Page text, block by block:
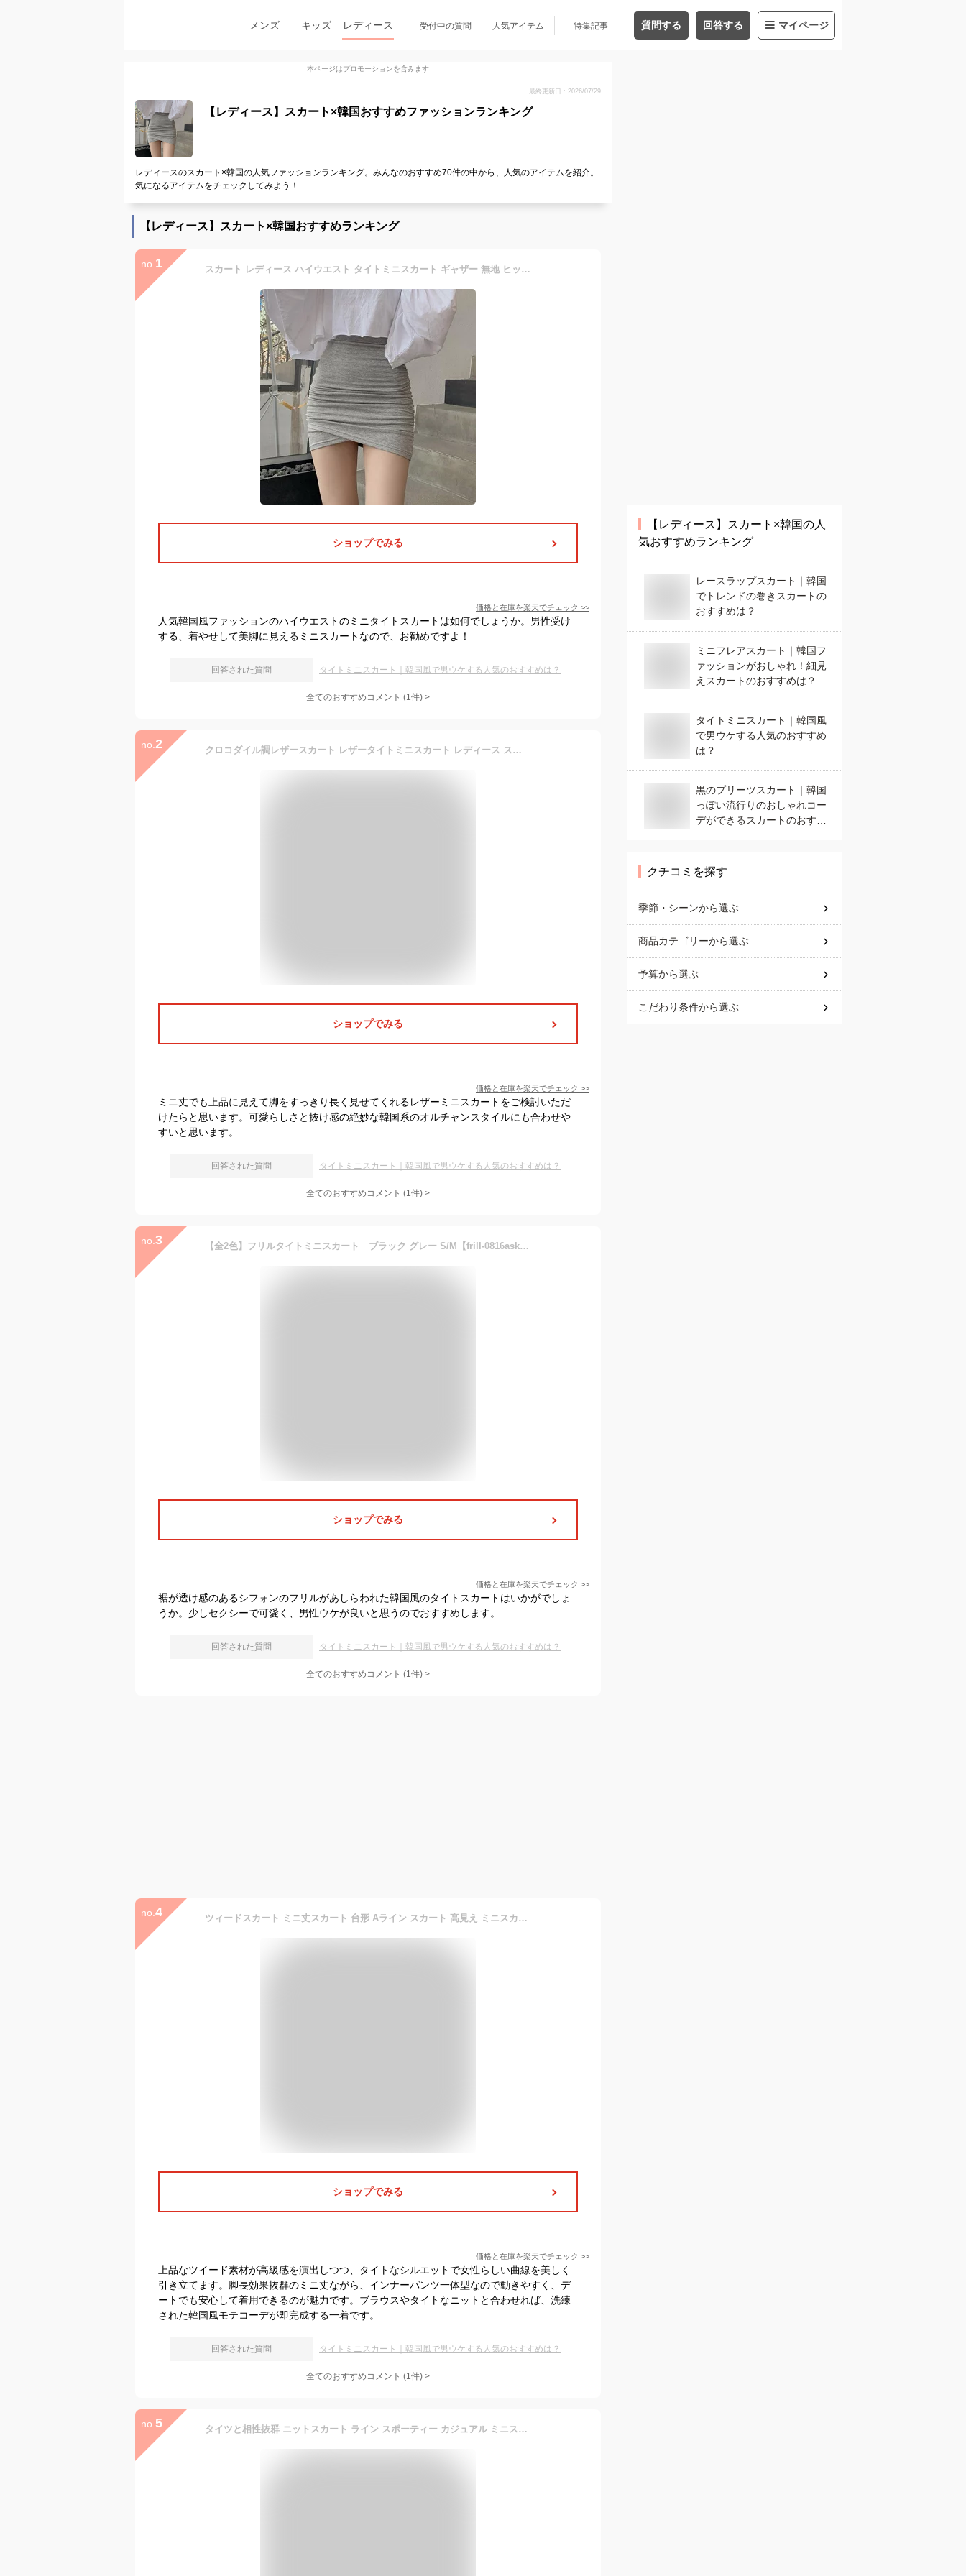
メンズ キッズ レディース 受付中の質問 人気アイテム 特集記事 質問する 回答する マイページ
本ページはプロモーションを含みます
最終更新日：2026/07/29
【レディース】スカート×韓国おすすめファッションランキング
レディースのスカート×韓国の人気ファッションランキング。みんなのおすすめ70件の中から、人気のアイテムを紹介。
気になるアイテムをチェックしてみよう！
【レディース】スカート×韓国おすすめランキング
no. 1 スカート レディース ハイウエスト タイトミニスカート ギャザー 無地 ヒップラップ スリム 着痩せ 大人気 上品 美脚/脚長 女性用 20代 30代 韓国風 セクシー
ショップでみる
価格と在庫を楽天でチェック >>
人気韓国風ファッションのハイウエストのミニタイトスカートは如何でしょうか。男性受け
する、着やせして美脚に見えるミニスカートなので、お勧めですよ！
回答された質問 タイトミニスカート｜韓国風で男ウケする人気のおすすめは？
全てのおすすめコメント (1件) >
no. 2 クロコダイル調レザースカート レザータイトミニスカート レディース スカート ボトムス ミニスカート タイトスカート レザースカート ミニ ショート スマート スリム 細身 タイト フェイクレザー レザー かわいい 大人可愛い きれいめ カジュアル 韓国 オルチャン
ショップでみる
価格と在庫を楽天でチェック >>
ミニ丈でも上品に見えて脚をすっきり長く見せてくれるレザーミニスカートをご検討いただ
けたらと思います。可愛らしさと抜け感の絶妙な韓国系のオルチャンスタイルにも合わせや
すいと思います。
回答された質問 タイトミニスカート｜韓国風で男ウケする人気のおすすめは？
全てのおすすめコメント (1件) >
no. 3 【全2色】フリルタイトミニスカート ブラック グレー S/M【frill-0816ask】( lam )(240903)シナモンガール Cinnamon Girl 超ミニ マイクロミニ 韓国 胸元 セクシー cinnamongirl レディース
ショップでみる
価格と在庫を楽天でチェック >>
裾が透け感のあるシフォンのフリルがあしらわれた韓国風のタイトスカートはいかがでしょ
うか。少しセクシーで可愛く、男性ウケが良いと思うのでおすすめします。
回答された質問 タイトミニスカート｜韓国風で男ウケする人気のおすすめは？
全てのおすすめコメント (1件) >
no. 4 ツィードスカート ミニ丈スカート 台形 Aライン スカート 高見え ミニスカート タイトスカート レディース ひざ上 インナーパンツ一体型スカート ツィードスカート タイトミニ レイヤード 重ね着 インナーパンツ付き 韓国ファッション
ショップでみる
価格と在庫を楽天でチェック >>
上品なツイード素材が高級感を演出しつつ、タイトなシルエットで女性らしい曲線を美しく
引き立てます。脚長効果抜群のミニ丈ながら、インナーパンツ一体型なので動きやすく、デ
ートでも安心して着用できるのが魅力です。ブラウスやタイトなニットと合わせれば、洗練
された韓国風モテコーデが即完成する一着です。
回答された質問 タイトミニスカート｜韓国風で男ウケする人気のおすすめは？
全てのおすすめコメント (1件) >
no. 5 タイツと相性抜群 ニットスカート ライン スポーティー カジュアル ミニスカート ミニ丈スカート レイヤード 重ね着 高見え Aライン タイトスカート タイトミニ ウエストゴム キャンプ アウトドア 防寒 レギンス 送料無料
【レディース】 スカート×韓国の人
気おすすめランキング
レースラップスカート｜韓国
でトレンドの巻きスカートの
おすすめは？
ミニフレアスカート｜韓国フ
ァッションがおしゃれ！細見
えスカートのおすすめは？
タイトミニスカート｜韓国風
で男ウケする人気のおすすめ
は？
黒のプリーツスカート｜韓国
っぽい流行りのおしゃれコー
デができるスカートのおすす
クチコミを探す
季節・シーンから選ぶ
商品カテゴリーから選ぶ
予算から選ぶ
こだわり条件から選ぶ